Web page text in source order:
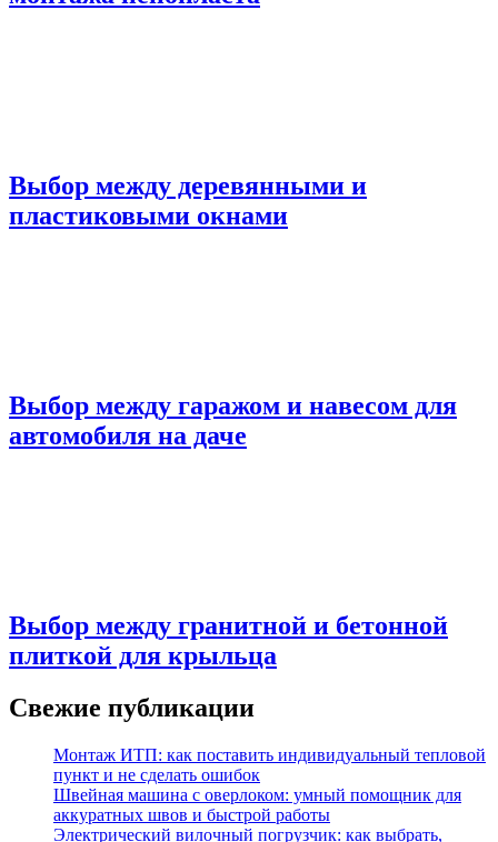
Выбор между деревянными и
пластиковыми окнами
Выбор между гаражом и навесом для
автомобиля на даче
Выбор между гранитной и бетонной
плиткой для крыльца
Свежие публикации
Монтаж ИТП: как поставить индивидуальный тепловой
пункт и не сделать ошибок
Швейная машина с оверлоком: умный помощник для
аккуратных швов и быстрой работы
Электрический вилочный погрузчик: как выбрать,